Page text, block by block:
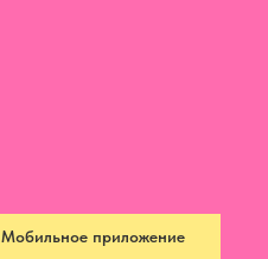
Мобильное приложение